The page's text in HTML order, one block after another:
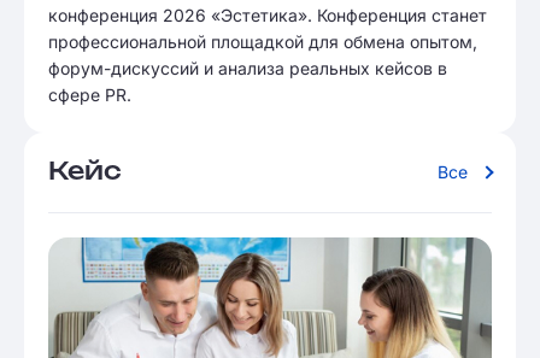
конференция 2026 «Эстетика». Конференция станет
профессиональной площадкой для обмена опытом,
форум-дискуссий и анализа реальных кейсов в
сфере PR.
Кейс Все